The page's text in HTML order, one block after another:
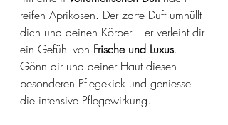
reifen Aprikosen. Der zarte Duft umhüllt
dich und deinen Körper – er verleiht dir
ein Gefühl von Frische und Luxus.
Gönn dir und deiner Haut diesen
besonderen Pflegekick und geniesse
die intensive Pflegewirkung.